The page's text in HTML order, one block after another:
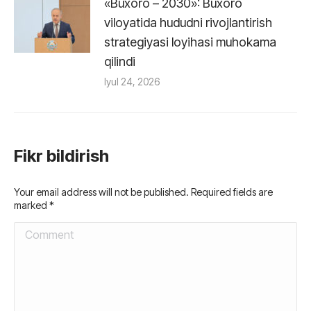
«Buxoro – 2030»: Buxoro
viloyatida hududni rivojlantirish
strategiyasi loyihasi muhokama
qilindi
Iyul 24, 2026
Fikr bildirish
Your email address will not be published. Required fields are
marked *
Comment